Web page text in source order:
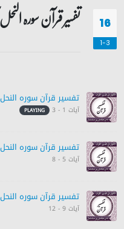
16
1-3
تفسیر قرآن سورہ ‎النحل آیات 1 - 3
تفسیر قرآن سورہ ‎النحل
آیات 1 - 3 PLAYING
تفسیر قرآن سورہ ‎النحل
آیات 5 - 8
تفسیر قرآن سورہ ‎النحل
آیات 9 - 12